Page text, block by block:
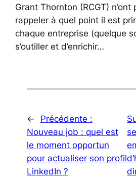
Grant Thornton (RCGT)
rappeler à quel point il est
chaque entreprise (quelque
s’outiller et d’enrichir…
←
Précédente :
Nouveau job : quel est
le moment opportun
pour actualiser son profil
LinkedIn ?